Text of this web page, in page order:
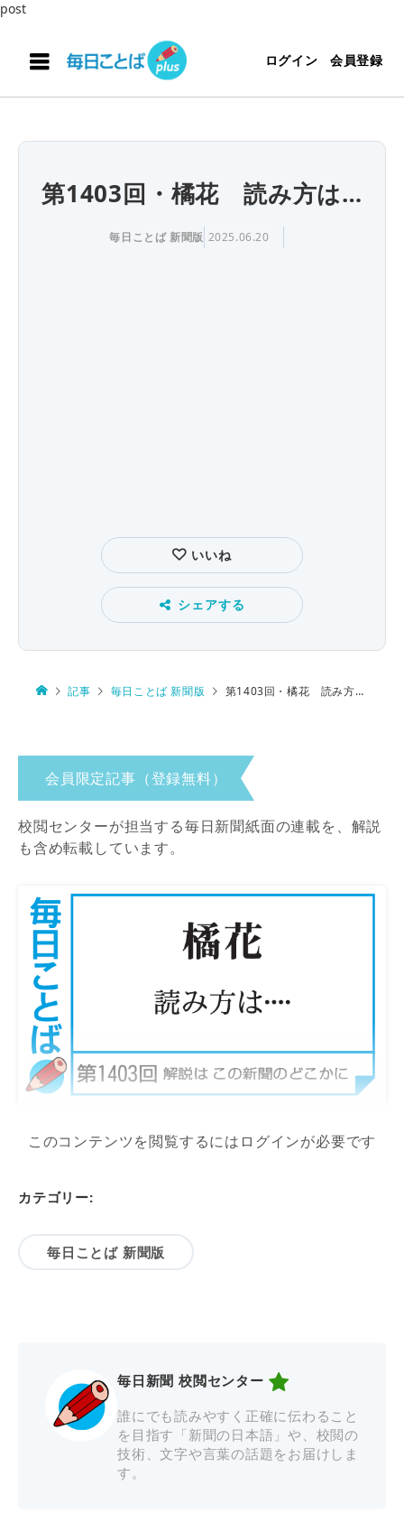
post
ログイン 会員登録
第1403回・橘花 読み方は…
毎日ことば 新聞版 2025.06.20
いいね
シェアする
記事 毎日ことば 新聞版 第1403回・橘花 読み方は…
会員限定記事（登録無料）
校閲センターが担当する毎日新聞紙面の連載を、解説
も含め転載しています。
このコンテンツを閲覧するにはログインが必要です
カテゴリー:
毎日ことば 新聞版
毎日新聞 校閲センター
誰にでも読みやすく正確に伝わること
を目指す「新聞の日本語」や、校閲の
技術、文字や言葉の話題をお届けしま
す。